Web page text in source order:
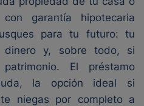
garantía hipotecaria
para tu futuro: tu
y, sobre todo, si
El préstamo
la opción ideal si
niegas por completo a